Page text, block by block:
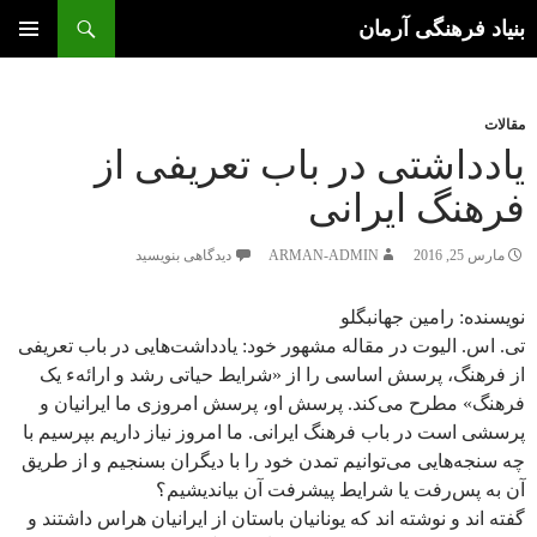
بنیاد فرهنگی آرمان
مقالات
یادداشتی در باب تعریفی‌ از
فرهنگ ایرانی‌
مارس 25, 2016 ARMAN-ADMIN دیدگاهی بنویسید
نویسنده: رامین جهانبگلو
تی‌. اس‌. الیوت در مقاله مشهور خود: یادداشت‌هایی‌ در باب تعریفی‌
از فرهنگ، پرسش اساسی را از «شرایط حیاتی‌ رشد و ارائهء یک
فرهنگ» مطرح می‌‌کند. پرسش او، پرسش امروزی ما ایرانیان و
پرسشی است در باب فرهنگ ایرانی. ما امروز نیاز داریم بپرسیم با
چه سنجه‌هایی‌ می‌‌توانیم تمدن خود را با دیگران بسنجیم و از طریق
آن‌ به پس‌رفت یا شرایط پیشرفت آن‌ بیاندیشیم؟
گفته اند و نوشته اند که یونانیان باستان از ایرانیان هراس داشتند و